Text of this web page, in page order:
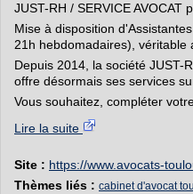
JUST-RH / SERVICE AVOCAT
Mise à disposition
21h hebdomadaires), véritable
Depuis 2014, la société JUST-
offre désormais ses services
Vous souhaitez, compléter
Lire la suite
Site : https://www.avocats-
Thèmes liés : cabinet d'avocat